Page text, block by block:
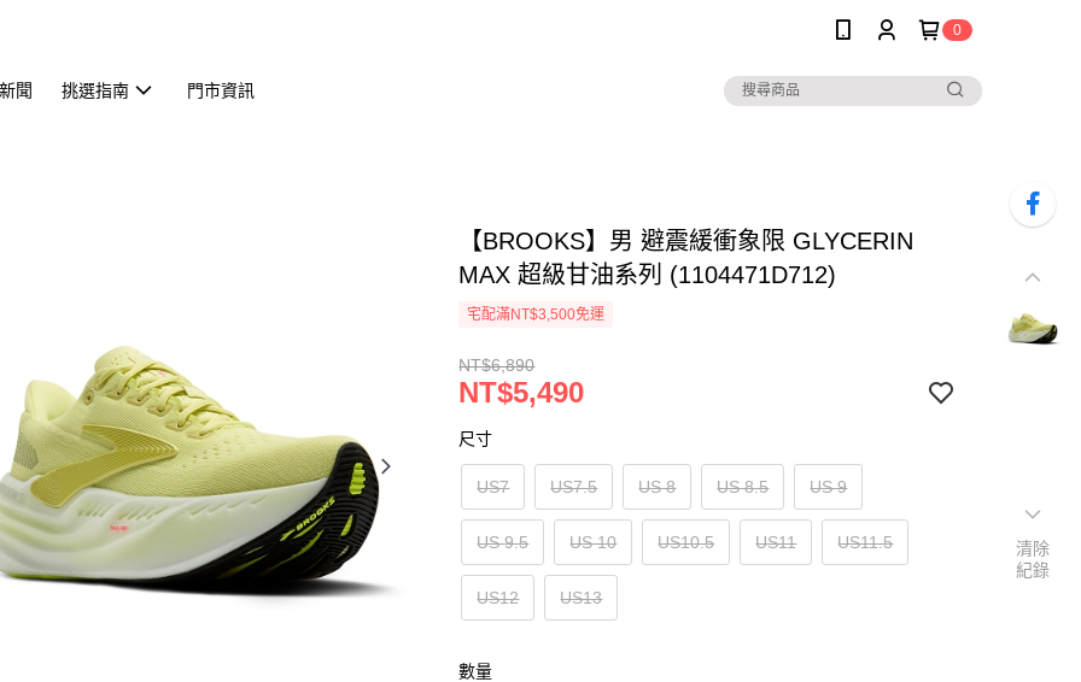
0
聞 挑選指南 門市資訊
【BROOKS】男 避震緩衝象限 GLYCERIN
MAX 超級甘油系列 (1104471D712)
宅配滿NT$3,500免運
NT$6,890
NT$5,490
尺寸
US7 US7.5 US 8 US 8.5 US 9
US 9.5 US 10 US10.5 US11 US11.5
US12 US13
數量
清除
紀錄